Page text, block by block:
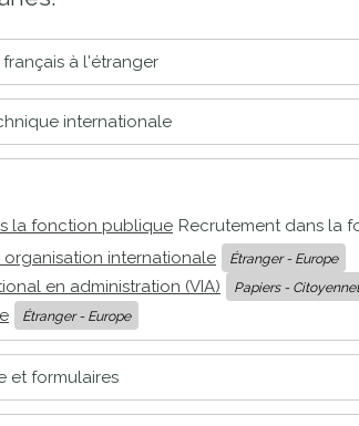
Buis
découvrir
s'amuser
à l'étranger
internationale
la fonction publique Recrutement dans la
organisation internationale Étranger - Europe
en administration (VIA) Papiers -
Étranger - Europe
et formulaires